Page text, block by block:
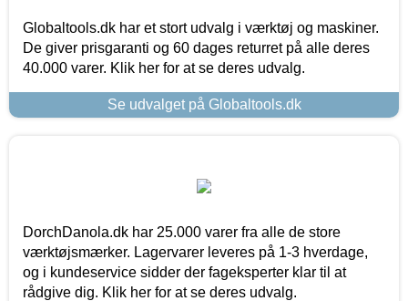
Globaltools.dk har et stort udvalg i værktøj og maskiner.
De giver prisgaranti og 60 dages returret på alle deres
40.000 varer. Klik her for at se deres udvalg.
Se udvalget på Globaltools.dk
DorchDanola.dk har 25.000 varer fra alle de store
værktøjsmærker. Lagervarer leveres på 1-3 hverdage,
og i kundeservice sidder der fageksperter klar til at
rådgive dig. Klik her for at se deres udvalg.